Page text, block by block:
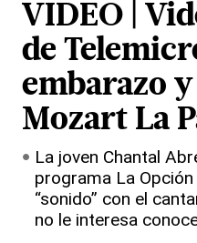
VIDEO |
de
embarazo
Mozart La
La joven Chantal
programa La
“sonido” con el
no le interesa